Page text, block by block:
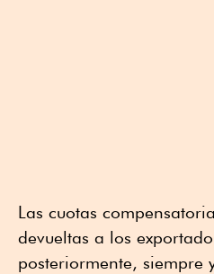
Las cuotas
devueltas a los
posteriormente, siempre